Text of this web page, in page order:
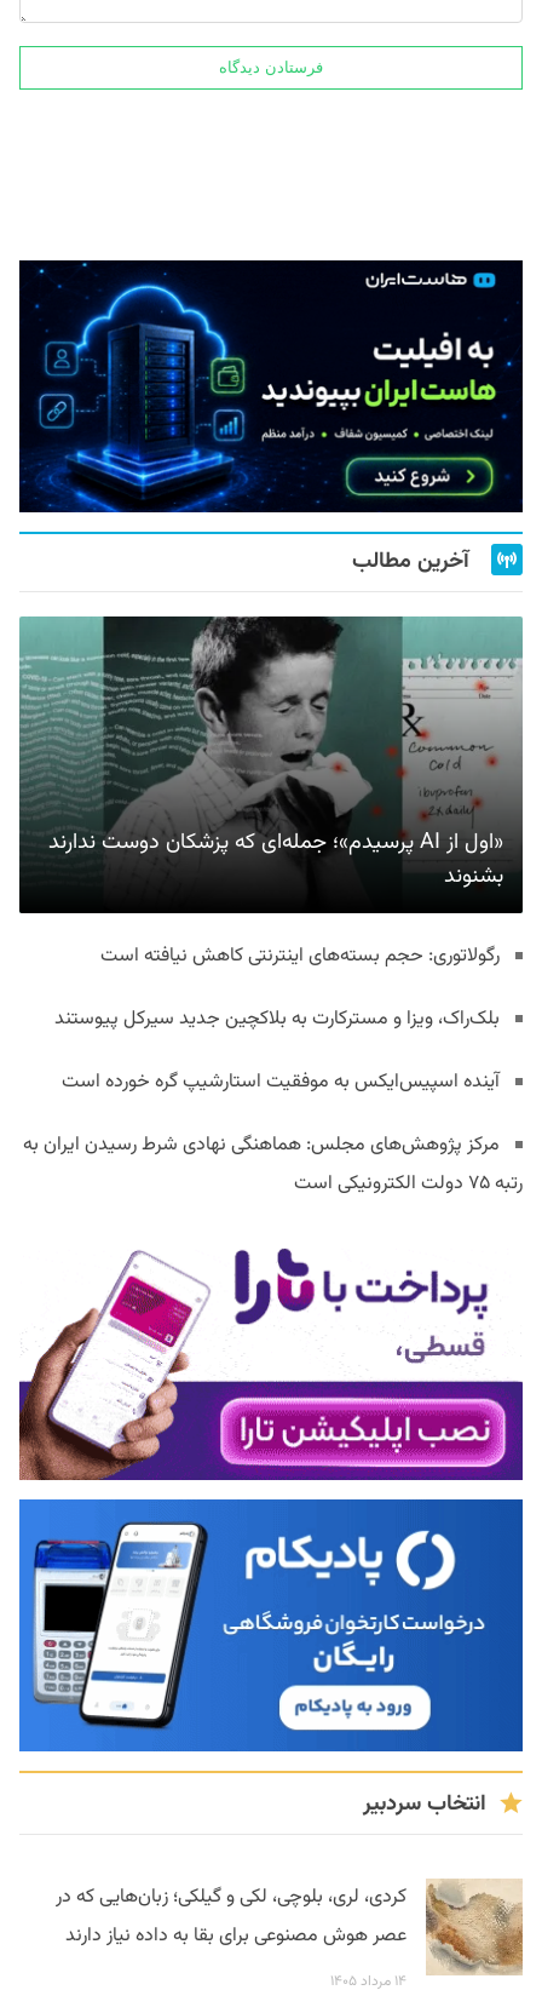
آخرین مطالب
«اول از AI پرسیدم»؛ جمله‌ای که پزشکان دوست ندارند
بشنوند
رگولاتوری: حجم بسته‌های اینترنتی کاهش نیافته است
بلک‌راک، ویزا و مسترکارت به بلاکچین جدید سیرکل پیوستند
آینده اسپیس‌ایکس به موفقیت استارشیپ گره خورده است
مرکز پژوهش‌های مجلس: هماهنگی نهادی شرط رسیدن ایران به
رتبه ۷۵ دولت الکترونیکی است
انتخاب سردبیر
کردی، لری، بلوچی، لکی و گیلکی؛ زبان‌هایی که در
عصر هوش مصنوعی برای بقا به داده نیاز دارند
۱۴ مرداد ۱۴۰۵